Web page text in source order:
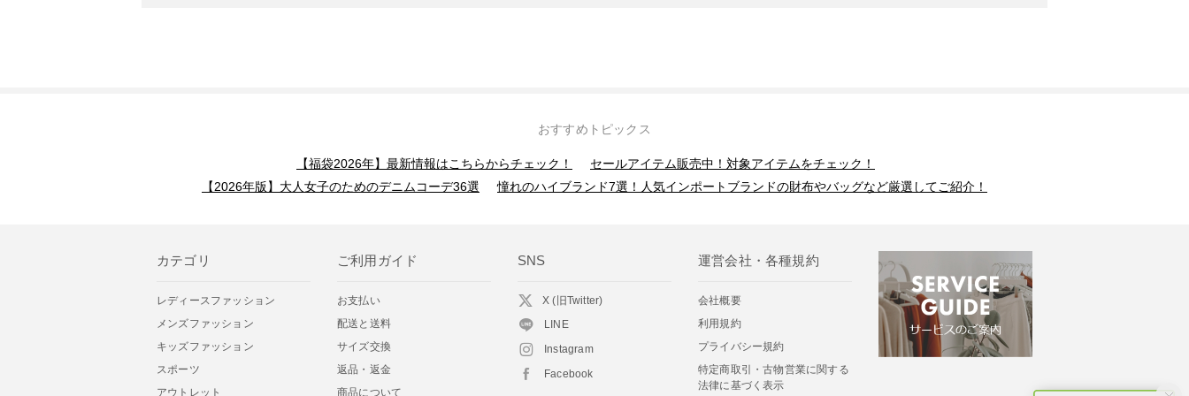
おすすめトピックス
【福袋2026年】最新情報はこちらからチェック！
セールアイテム販売中！対象アイテムをチェック！
【2026年版】大人女子のためのデニムコーデ36選
憧れのハイブランド7選！人気インポートブランドの財布やバッグなど厳選してご紹介！
カテゴリ
レディースファッション
メンズファッション
キッズファッション
スポーツ
アウトレット
ご利用ガイド
お支払い
配送と送料
サイズ交換
返品・返金
商品について
SNS
X (旧Twitter)
LINE
Instagram
Facebook
運営会社・各種規約
会社概要
利用規約
プライバシー規約
特定商取引・古物営業に関する
法律に基づく表示